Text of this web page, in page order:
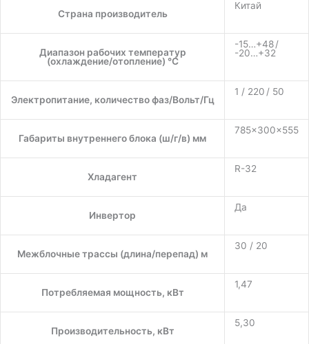
Страна производитель
Китай
Диапазон рабочих температур
(охлаждение/отопление) °C
-15…+48 /
-20…+32
Электропитание, количество фаз/Вольт/Гц
1 / 220 / 50
Габариты внутреннего блока (ш/г/в) мм
785×300×555
Хладагент
R-32
Инвертор
Да
Межблочные трассы (длина/перепад) м
30 / 20
Потребляемая мощность, кВт
1,47
Производительность, кВт
5,30